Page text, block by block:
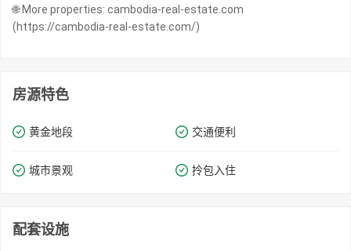
🌐 More properties: cambodia-real-estate.com
(https://cambodia-real-estate.com/)
房源特色
黄金地段 交通便利
城市景观 拎包入住
配套设施